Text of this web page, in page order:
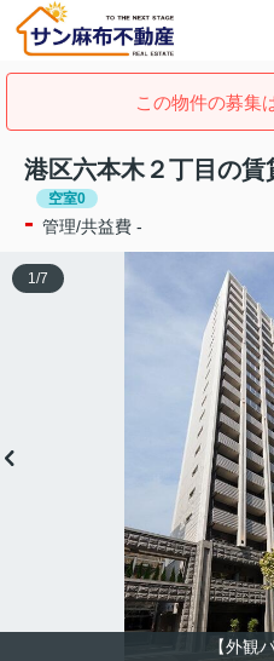
この物件の募集
港区六本木２丁目の賃
空室0
- 管理/共益費 -
【外観
1/7